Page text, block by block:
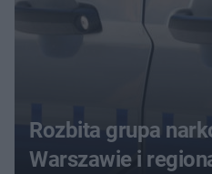
Rozbita grupa
Warszawie i